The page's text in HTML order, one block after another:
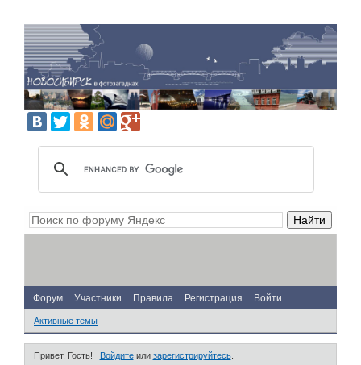
Форум Участники Правила Регистрация Войти
Активные темы
Привет, Гость! Войдитеили зарегистрируйтесь.